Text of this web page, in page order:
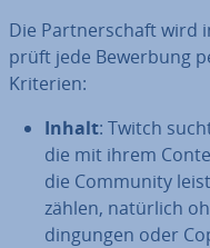
Die Part­ner­schaft wird
prüft jede Bewerbung
Kriterien:
Inhalt: Twitch
die mit ihrem
die Community
zählen, natürlich
din­gun­gen oder